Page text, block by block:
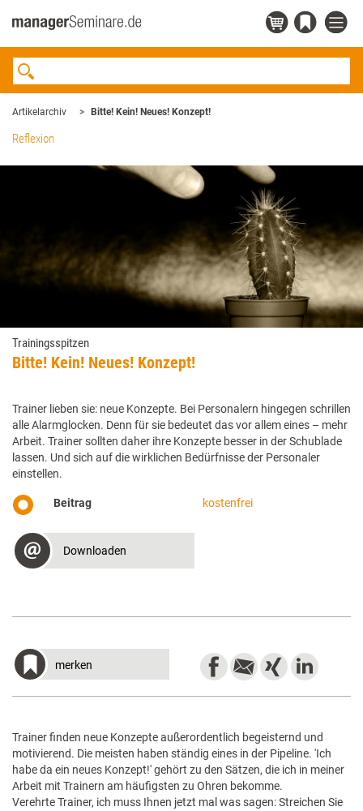
Artikelarchiv Bitte! Kein! Neues! Konzept!
Reflexion
Trainingsspitzen
Bitte! Kein! Neues! Konzept!
Trainer lieben sie: neue Konzepte. Bei Personalern hingegen schrillen
alle Alarmglocken. Denn für sie bedeutet das vor allem eines – mehr
Arbeit. Trainer sollten daher ihre Konzepte besser in der Schublade
lassen. Und sich auf die wirklichen Bedürfnisse der Personaler
einstellen.
Beitrag kostenfrei
Downloaden
merken
Trainer finden neue Konzepte außerordentlich begeisternd und
motivierend. Die meisten haben ständig eines in der Pipeline. 'Ich
habe da ein neues Konzept!' gehört zu den Sätzen, die ich in meiner
Arbeit mit Trainern am häufigsten zu Ohren bekomme.
Verehrte Trainer, ich muss Ihnen jetzt mal was sagen: Streichen Sie